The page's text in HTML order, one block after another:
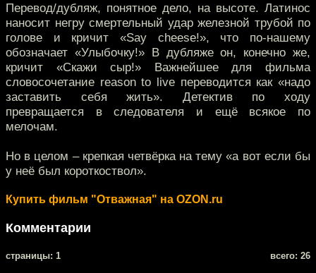
Перевод/дубляж, понятное дело, на высоте. Латинос
наносит негру смертельный удар железной трубой по
голове и кричит «Say cheese!», что по-нашему
обозначает «Улыбочку!» В дубляже он, конечно же,
кричит «Скажи сыр!» Важнейшее для фильма
словосочетание reason to live переводится как «надо
заставить себя жить». Детектив по ходу
превращается в следователя и ещё всякое по
мелочам.
Но в целом – крепкая четвёрка на тему «а вот если бы
у неё был короткоствол».
Купить фильм "Отважная" на OZON.ru
Комментарии
cтраницы: 1 всего: 26